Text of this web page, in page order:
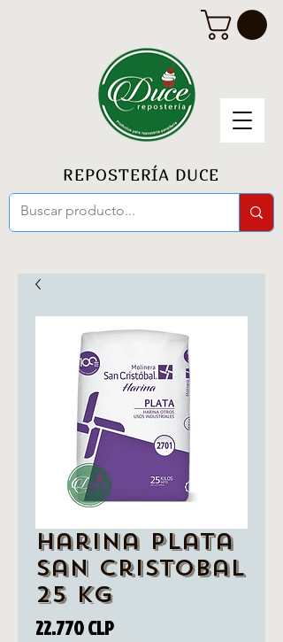
REPOSTERÍA DUCE
Harina Plata
San Cristobal
25 kg
22.770 CLPPrecio